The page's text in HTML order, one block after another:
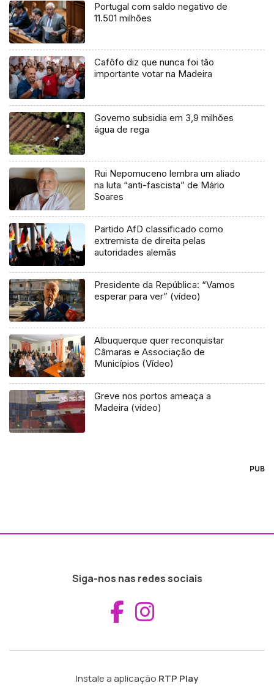
Portugal com saldo negativo de
11.501 milhões
Cafôfo diz que nunca foi tão
importante votar na Madeira
Governo subsidia em 3,9 milhões
água de rega
Rui Nepomuceno lembra um aliado
na luta “anti-fascista” de Mário
Soares
Partido AfD classificado como
extremista de direita pelas
autoridades alemãs
Presidente da República: “Vamos
esperar para ver” (vídeo)
Albuquerque quer reconquistar
Câmaras e Associação de
Municípios (Vídeo)
Greve nos portos ameaça a
Madeira (vídeo)
PUB
Siga-nos nas redes sociais
Aceder ao
Instale a aplicação RTP Play